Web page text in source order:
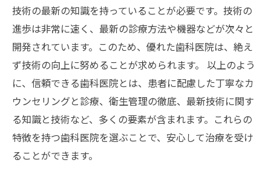
技術の最新の知識を持っていることが必要です。技術の
進歩は非常に速く、最新の診療方法や機器などが次々と
開発されています。このため、優れた歯科医院は、絶え
ず技術の向上に努めることが求められます。 以上のよう
に、信頼できる歯科医院とは、患者に配慮した丁寧なカ
ウンセリングと診療、衛生管理の徹底、最新技術に関す
る知識と技術など、多くの要素が含まれます。これらの
特徴を持つ歯科医院を選ぶことで、安心して治療を受け
ることができます。